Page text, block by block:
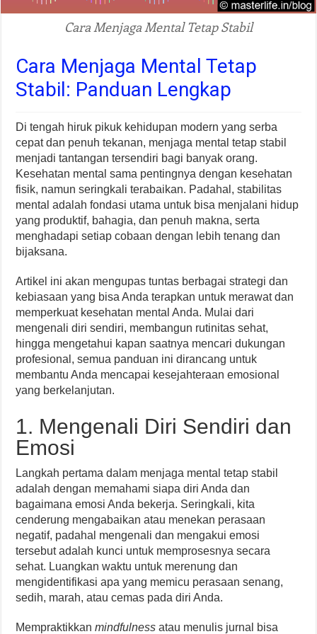
Cara Menjaga Mental Tetap Stabil
Cara Menjaga Mental Tetap
Stabil: Panduan Lengkap
Di tengah hiruk pikuk kehidupan modern yang serba
cepat dan penuh tekanan, menjaga mental tetap stabil
menjadi tantangan tersendiri bagi banyak orang.
Kesehatan mental sama pentingnya dengan kesehatan
fisik, namun seringkali terabaikan. Padahal, stabilitas
mental adalah fondasi utama untuk bisa menjalani hidup
yang produktif, bahagia, dan penuh makna, serta
menghadapi setiap cobaan dengan lebih tenang dan
bijaksana.
Artikel ini akan mengupas tuntas berbagai strategi dan
kebiasaan yang bisa Anda terapkan untuk merawat dan
memperkuat kesehatan mental Anda. Mulai dari
mengenali diri sendiri, membangun rutinitas sehat,
hingga mengetahui kapan saatnya mencari dukungan
profesional, semua panduan ini dirancang untuk
membantu Anda mencapai kesejahteraan emosional
yang berkelanjutan.
1. Mengenali Diri Sendiri dan
Emosi
Langkah pertama dalam menjaga mental tetap stabil
adalah dengan memahami siapa diri Anda dan
bagaimana emosi Anda bekerja. Seringkali, kita
cenderung mengabaikan atau menekan perasaan
negatif, padahal mengenali dan mengakui emosi
tersebut adalah kunci untuk memprosesnya secara
sehat. Luangkan waktu untuk merenung dan
mengidentifikasi apa yang memicu perasaan senang,
sedih, marah, atau cemas pada diri Anda.
Mempraktikkanmindfulness atau menulis jurnal bisa